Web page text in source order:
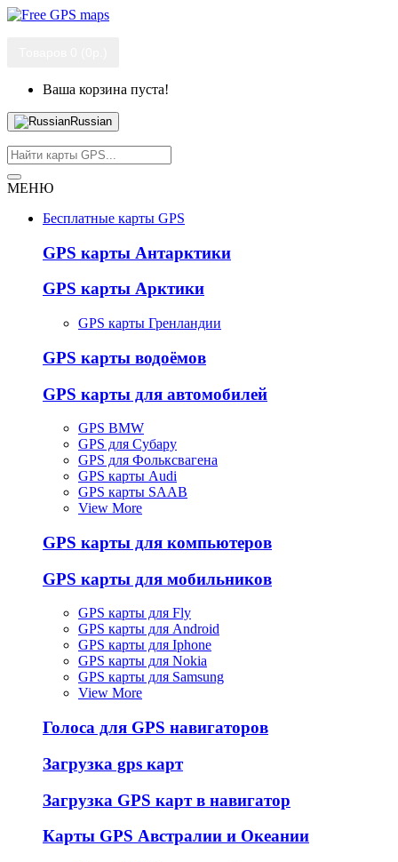
Ваша корзина пуста!
Russian
МЕНЮ
Бесплатные карты GPS
GPS карты Антарктики
GPS карты Арктики
GPS карты Гренландии
GPS карты водоёмов
GPS карты для автомобилей
GPS BMW
GPS для Субару
GPS для Фольксвагена
GPS карты Audi
GPS карты SAAB
View More
GPS карты для компьютеров
GPS карты для мобильников
GPS карты для Fly
GPS карты для Android
GPS карты для Iphone
GPS карты для Nokia
GPS карты для Samsung
View More
Голоса для GPS навигаторов
Загрузка gps карт
Загрузка GPS карт в навигатор
Карты GPS Австралии и Океании